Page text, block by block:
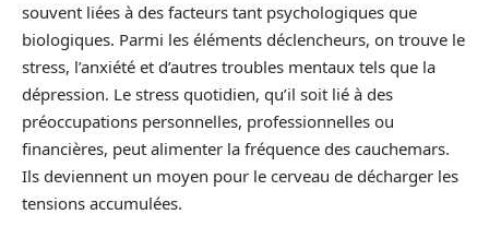
souvent liées à des facteurs tant psychologiques que
biologiques. Parmi les éléments déclencheurs, on trouve le
stress, l’anxiété et d’autres troubles mentaux tels que la
dépression. Le stress quotidien, qu’il soit lié à des
préoccupations personnelles, professionnelles ou
financières, peut alimenter la fréquence des cauchemars.
Ils deviennent un moyen pour le cerveau de décharger les
tensions accumulées.